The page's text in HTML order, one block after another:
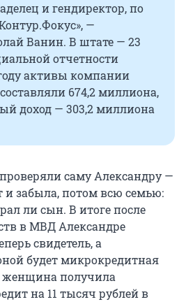
и гендиректор, по
—
Ванин. В штате — 23
отчетности
активы компании
674,2 миллиона,
доход — 303,2 миллиона
саму Александру —
и забыла, потом всю семью:
ли сын. В итоге после
в МВД Александре
свидетель, а
будет микрокредитная
женщина получила
на 11 тысяч рублей в